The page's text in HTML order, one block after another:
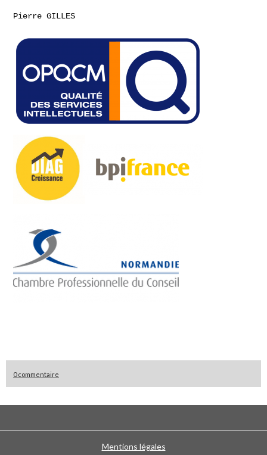
Pierre GILLES
0 commentaire
Mentions légales